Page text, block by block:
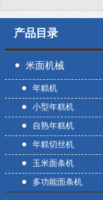
产品目录
米面机械
年糕机
小型年糕机
自熟年糕机
年糕切丝机
玉米面条机
多功能面条机